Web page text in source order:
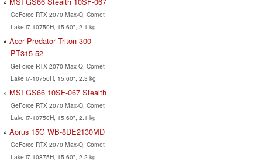
GeForce RTX 2070 Max-Q, Comet
Lake i7-10750H, 15.60", 2.1 kg
Acer Predator Triton 300
PT315-52
GeForce RTX 2070 Max-Q, Comet
Lake i7-10750H, 15.60", 2.3 kg
MSI GS66 10SF-067 Stealth
GeForce RTX 2070 Max-Q, Comet
Lake i7-10750H, 15.60", 2.1 kg
Aorus 15G WB-8DE2130MD
GeForce RTX 2070 Max-Q, Comet
Lake i7-10875H, 15.60", 2.2 kg